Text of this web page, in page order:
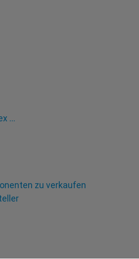
…
zu verkaufen